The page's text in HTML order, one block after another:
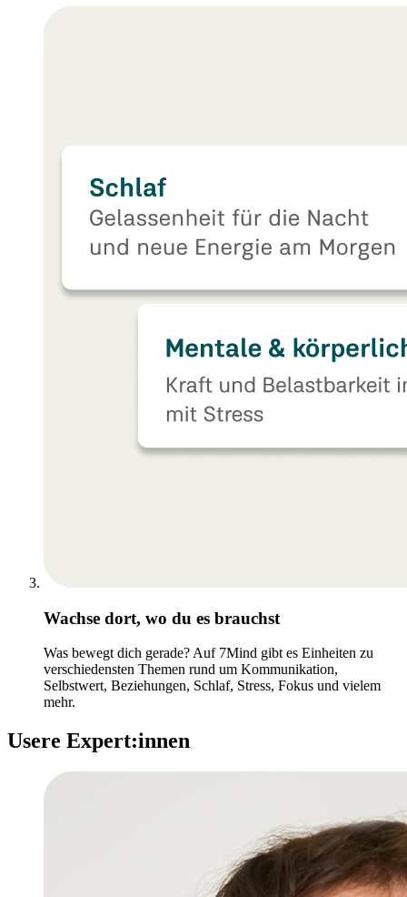
Wachse dort, wo du es brauchst
Was bewegt dich gerade? Auf 7Mind gibt es Einheiten zu
verschiedensten Themen rund um Kommunikation,
Selbstwert, Beziehungen, Schlaf, Stress, Fokus und vielem
mehr.
Usere Expert:innen